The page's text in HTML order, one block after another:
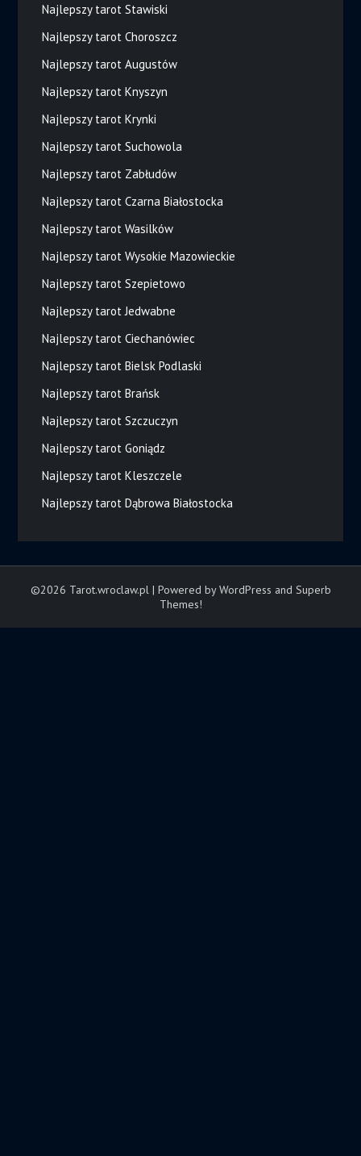
Najlepszy tarot Stawiski
Najlepszy tarot Choroszcz
Najlepszy tarot Augustów
Najlepszy tarot Knyszyn
Najlepszy tarot Krynki
Najlepszy tarot Suchowola
Najlepszy tarot Zabłudów
Najlepszy tarot Czarna Białostocka
Najlepszy tarot Wasilków
Najlepszy tarot Wysokie Mazowieckie
Najlepszy tarot Szepietowo
Najlepszy tarot Jedwabne
Najlepszy tarot Ciechanówiec
Najlepszy tarot Bielsk Podlaski
Najlepszy tarot Brańsk
Najlepszy tarot Szczuczyn
Najlepszy tarot Goniądz
Najlepszy tarot Kleszczele
Najlepszy tarot Dąbrowa Białostocka
©2026 Tarot.wroclaw.pl | Powered by WordPress and Superb
Themes!